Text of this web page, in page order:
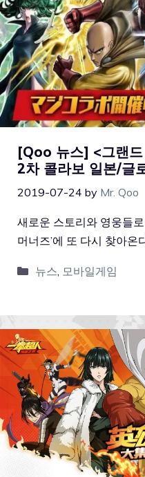
[Qoo 뉴스] <그랜
2차 콜라보 일본/글
2019-07-24 by Mr. Qoo
새로운 스토리와 영웅들로
머너즈’에 또 다시 찾아온
뉴스 모바일게임